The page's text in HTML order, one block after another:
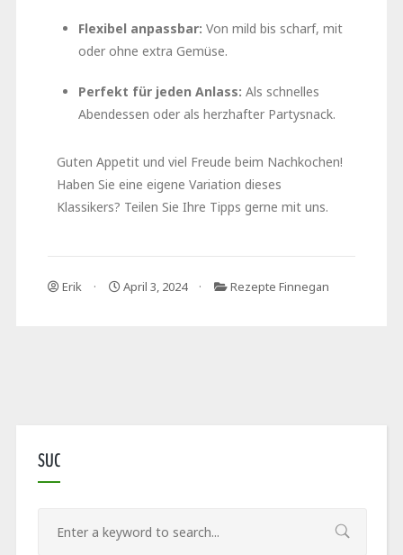
Flexibel anpassbar: Von mild bis scharf, mit
oder ohne extra Gemüse.
Perfekt für jeden Anlass: Als schnelles
Abendessen oder als herzhafter Partysnack.
Guten Appetit und viel Freude beim Nachkochen!
Haben Sie eine eigene Variation dieses
Klassikers? Teilen Sie Ihre Tipps gerne mit uns.
Erik April 3, 2024 Rezepte Finnegan
SUC